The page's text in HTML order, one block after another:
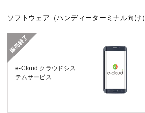
ソフトウェア（ハンディーターミナル向け）
e-Cloud クラウドシス
テムサービス